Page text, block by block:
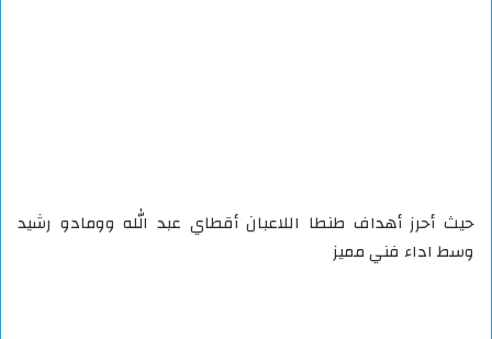
حيث أحرز أهداف طنطا اللاعبان أقطاي عبد الله وومادو رشيد
وسط اداء فني مميز